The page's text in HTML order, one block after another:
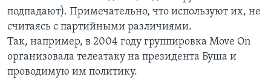
подпадают). Примечательно, что используют их, не
считаясь с партийными различиями.
Так, например, в 2004 году группировка Move On
организовала телеатаку на президента Буша и
проводимую им политику.